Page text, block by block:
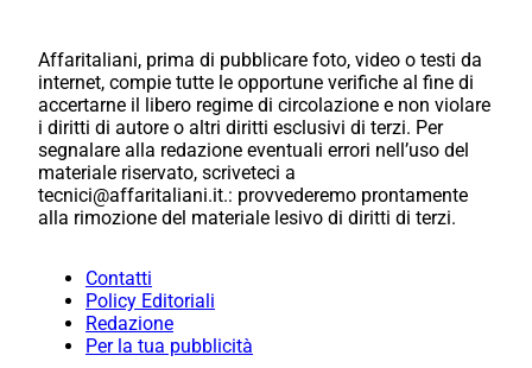
Affaritaliani, prima di pubblicare foto, video o testi da
internet, compie tutte le opportune verifiche al fine di
accertarne il libero regime di circolazione e non violare
i diritti di autore o altri diritti esclusivi di terzi. Per
segnalare alla redazione eventuali errori nell’uso del
materiale riservato, scriveteci a
tecnici@affaritaliani.it.: provvederemo prontamente
alla rimozione del materiale lesivo di diritti di terzi.
Contatti
Policy Editoriali
Redazione
Per la tua pubblicità